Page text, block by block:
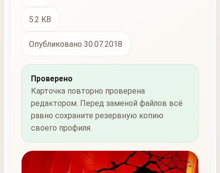
5.2 KB
Опубликовано 30.07.2018
Проверено
Карточка повторно проверена
редактором. Перед заменой файлов всё
равно сохраните резервную копию
своего профиля.